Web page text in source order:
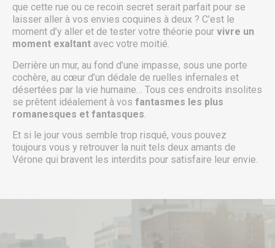
que cette rue ou ce recoin secret serait parfait pour se
laisser aller à vos envies coquines à deux ? C’est le
moment d’y aller et de tester votre théorie pour vivre un
moment exaltant avec votre moitié.
Derrière un mur, au fond d’une impasse, sous une porte
cochère, au cœur d’un dédale de ruelles infernales et
désertées par la vie humaine… Tous ces endroits insolites
se prêtent idéalement à vos fantasmes les plus
romanesques et fantasques
Et si le jour vous semble trop risqué, vous pouvez
toujours vous y retrouver la nuit tels deux amants de
Vérone qui bravent les interdits pour satisfaire leur envie.